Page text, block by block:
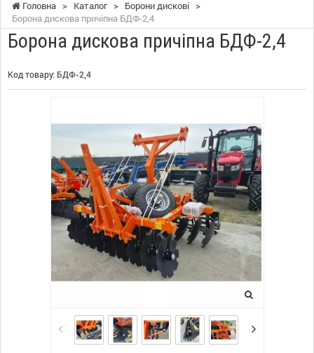
Головна > Каталог > Борони дискові >
Борона дискова причіпна БДФ-2,4
Борона дискова причіпна БДФ-2,4
Код товару: БДФ-2,4